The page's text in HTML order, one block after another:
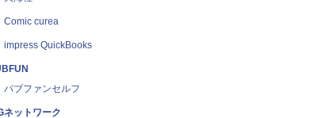
Comic curea
impress QuickBooks
パブファンセルフ
ネットワーク